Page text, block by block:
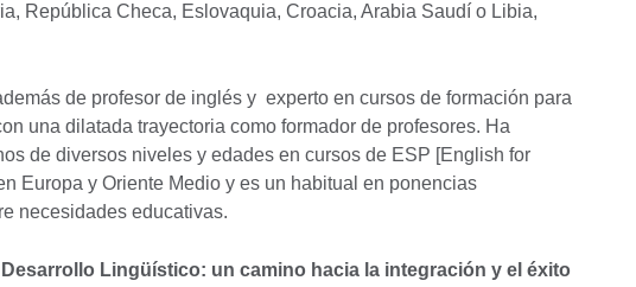
República Checa, Eslovaquia, Croacia, Arabia Saudí o Libia,
de profesor de inglés y experto en cursos de formación para
una dilatada trayectoria como formador de profesores. Ha
de diversos niveles y edades en cursos de ESP [English for
Europa y Oriente Medio y es un habitual en ponencias
necesidades educativas.
Desarrollo Lingüístico: un camino hacia la integración y el éxito